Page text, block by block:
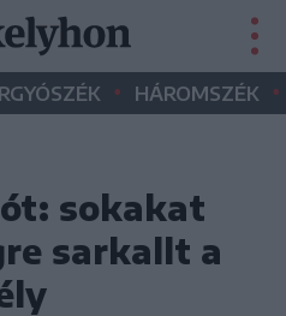
• HÁROMSZÉK •
sokakat
sarkallt a